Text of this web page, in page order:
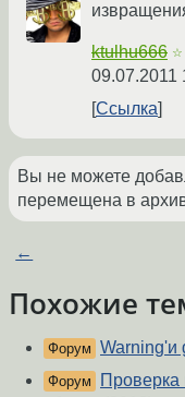
ktulhu666
09.07.2011
Ссылка
Вы не можете
перемещена в
←
Похожие
Форум Warning'и
Форум
Проверка